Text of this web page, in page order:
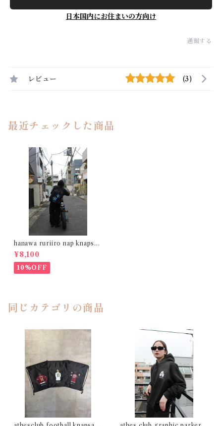
日本国内にお住まいの方向け
通報する
レビュー (3)
最近チェックした商品
hanawa ruriiro nap knapsac
k
¥8,100
10%OFF
同じカテゴリの商品